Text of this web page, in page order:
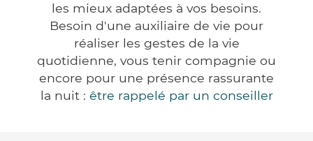
les mieux adaptées à vos besoins.
Besoin d'une auxiliaire de vie pour
réaliser les gestes de la vie
quotidienne, vous tenir compagnie ou
encore pour une présence rassurante
la nuit : être rappelé par un conseiller